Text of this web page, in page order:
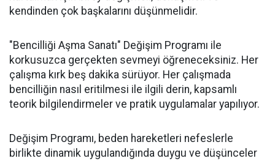
kendinden çok başkalarını düşünmelidir.
"Bencilliği Aşma Sanatı" Değişim Programı ile
korkusuzca gerçekten sevmeyi öğreneceksiniz. Her
çalışma kırk beş dakika sürüyor. Her çalışmada
bencilliğin nasıl eritilmesi ile ilgili derin, kapsamlı
teorik bilgilendirmeler ve pratik uygulamalar yapılıyor.
Değişim Programı, beden hareketleri nefeslerle
birlikte dinamik uygulandığında duygu ve düşünceler